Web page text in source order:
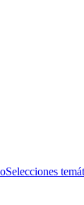
Selecciones